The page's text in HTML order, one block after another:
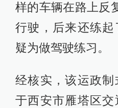
样的车辆在路上反
行驶，后来还练
疑为做驾驶练习。
经核实，该运政
于西安市雁塔区